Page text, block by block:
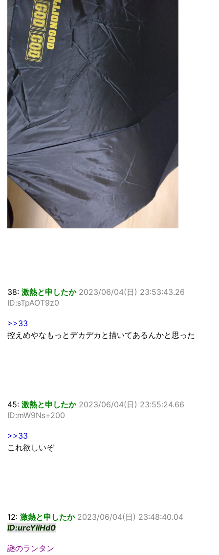
38: 激熱と申したか 2023/06/04(日) 23:53:43.26
ID:sTpAOT9z0
>>33
控えめやなもっとデカデカと描いてあるんかと思った
45: 激熱と申したか 2023/06/04(日) 23:55:24.66
ID:mW9Ns+200
>>33
これ欲しいぞ
12: 激熱と申したか 2023/06/04(日) 23:48:40.04
ID:urcYiiHd0
謎のランタン